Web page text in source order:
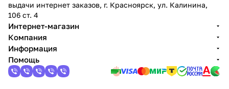
выдачи интернет заказов, г. Красноярск, ул. Калинина,
106 ст. 4
Интернет-магазин
Компания
Информация
Помощь